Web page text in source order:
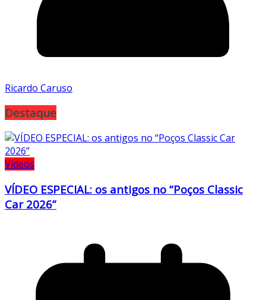
Ricardo Caruso
Destaque
Vídeos
VÍDEO ESPECIAL: os antigos no “Poços Classic
Car 2026”